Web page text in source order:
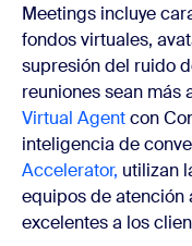
Meetings incluye
fondos virtuales,
supresión del ruido
reuniones sean más
Virtual Agentcon
inteligencia de
Accelerator, utilizan
equipos de atención
excelentes a los